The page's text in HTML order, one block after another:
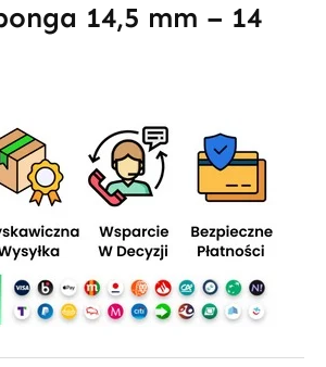
14,5 mm – 14